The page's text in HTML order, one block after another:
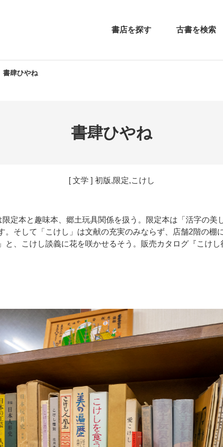
書店を探す
神保町書店リスト
古書を検索
ップ
書肆ひやね
書肆ひやね
[ 文学 ] 初版,限定,こけし
定本と趣味本、郷土玩具関係を扱う。限定本は「活字の
そして「こけし」は文献の充実のみならず、店舗2階の棚
、こけし談義に花を咲かせるそう。販売カタログ『こけ